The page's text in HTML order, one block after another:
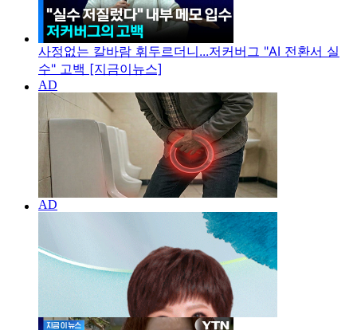
사정없는 칼바람 휘두르더니...저커버그 "AI 전환서 실
수" 고백 [지금이뉴스]